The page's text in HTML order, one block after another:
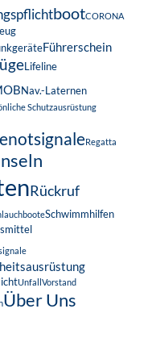
bootCORONA
Führerschein
Lifeline
Nav.-Laternen
Schutzausrüstung
Regatta
Rückruf
Schwimmhilfen
Unfall Vorstand
Über Uns